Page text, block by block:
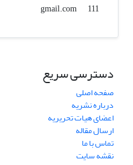
gmail.com
دسترسی سریع
صفحه اصلی
درباره نشریه
اعضای هیات تحریریه
ارسال مقاله
تماس با ما
نقشه سایت